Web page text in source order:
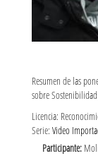
Resumen de las
sobre
Licencia:
Serie: Video
Participante: